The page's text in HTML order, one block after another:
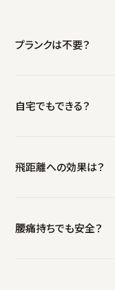
プランクは不要？
自宅でもできる？
飛距離への効果は？
腰痛持ちでも安全？